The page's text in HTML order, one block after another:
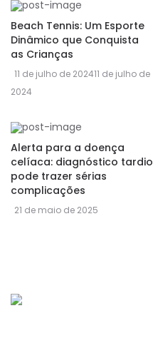
Beach Tennis: Um Esporte
Dinâmico que Conquista
as Crianças
11 de julho de 202411 de julho de
2024
Alerta para a doença
celíaca: diagnóstico tardio
pode trazer sérias
complicações
21 de maio de 2025